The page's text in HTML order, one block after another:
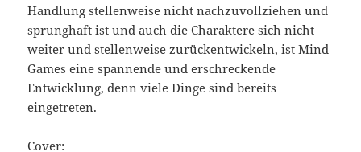
Handlung stellenweise nicht nachzuvollziehen und
sprunghaft ist und auch die Charaktere sich nicht
weiter und stellenweise zurückentwickeln, ist Mind
Games eine spannende und erschreckende
Entwicklung, denn viele Dinge sind bereits
eingetreten.
Cover: